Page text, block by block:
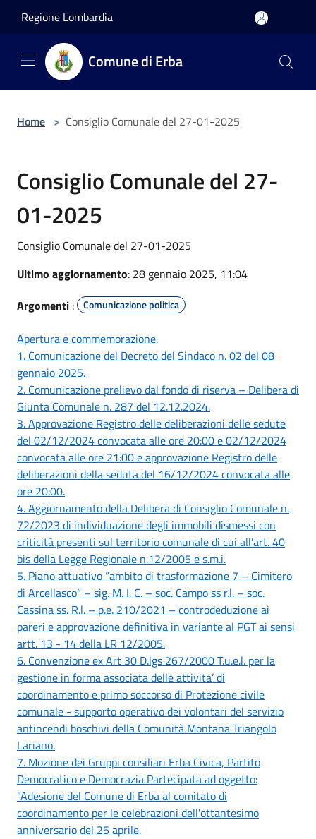
Regione Lombardia
Comune di Erba
Home > Consiglio Comunale del 27-01-2025
Consiglio Comunale del 27-
01-2025
Consiglio Comunale del 27-01-2025
Ultimo aggiornamento: 28 gennaio 2025, 11:04
Argomenti : Comunicazione politica
Apertura e commemorazione.
1. Comunicazione del Decreto del Sindaco n. 02 del 08
gennaio 2025.
2. Comunicazione prelievo dal fondo di riserva – Delibera di
Giunta Comunale n. 287 del 12.12.2024.
3. Approvazione Registro delle deliberazioni delle sedute
del 02/12/2024 convocata alle ore 20:00 e 02/12/2024
convocata alle ore 21:00 e approvazione Registro delle
deliberazioni della seduta del 16/12/2024 convocata alle
ore 20:00.
4. Aggiornamento della Delibera di Consiglio Comunale n.
72/2023 di individuazione degli immobili dismessi con
criticità presenti sul territorio comunale di cui all’art. 40
bis della Legge Regionale n.12/2005 e s.m.i.
5. Piano attuativo “ambito di trasformazione 7 – Cimitero
di Arcellasco” – sig. M. I. C. – soc. Campo ss r.l. – soc.
Cassina ss. R.l. – p.e. 210/2021 – controdeduzione ai
pareri e approvazione definitiva in variante al PGT ai sensi
artt. 13 - 14 della LR 12/2005.
6. Convenzione ex Art 30 D.lgs 267/2000 T.u.e.l. per la
gestione in forma associata delle attivita’ di
coordinamento e primo soccorso di Protezione civile
comunale - supporto operativo dei volontari del servizio
antincendi boschivi della Comunità Montana Triangolo
Lariano.
7. Mozione dei Gruppi consiliari Erba Civica, Partito
Democratico e Democrazia Partecipata ad oggetto:
"Adesione del Comune di Erba al comitato di
coordinamento per le celebrazioni dell'ottantesimo
anniversario del 25 aprile.